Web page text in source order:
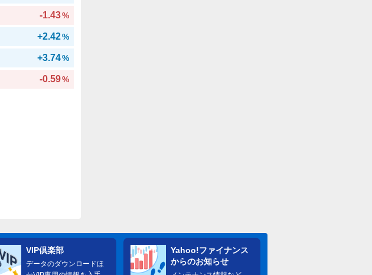
-1.43%
+2.42%
+3.74%
-0.59%
VIP倶楽部
データのダウンロードほ
Yahoo!ファイナンス
からのお知らせ